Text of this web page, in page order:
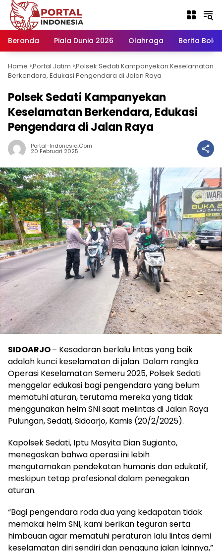
Langsung
konten
Beranda
Piala Dunia 2026 Olahraga Berita Bola
Home -
Portal Jatim -
Polsek Sedati Kampanyekan Keselamatan
Berkendara, Edukasi Pengendara di Jalan Raya
Polsek Sedati Kampanyekan
Keselamatan Berkendara, Edukasi
Pengendara di Jalan Raya
Portal-Indonesia.com
20 Februari 2025
SIDOARJO– Kesadaran berlalu lintas yang baik
adalah kunci keselamatan di jalan. Dalam rangka
Operasi Keselamatan Semeru 2025, Polsek Sedati
menggelar edukasi bagi pengendara yang belum
mematuhi aturan, terutama mereka yang tidak
menggunakan helm SNI saat melintas di Jalan Raya
Pulungan, Sedati, Sidoarjo, Kamis (20/2/2025).
Kapolsek Sedati, Iptu Masyita Dian Sugianto,
menegaskan bahwa operasi ini lebih
mengutamakan pendekatan humanis dan edukatif,
meskipun tetap profesional dalam penegakan
aturan.
“Bagi pengendara roda dua yang kedapatan tidak
memakai helm SNI, kami berikan teguran serta
himbauan agar mematuhi peraturan lalu lintas demi
keselamatan diri sendiri dan pengguna jalan lainnya,”